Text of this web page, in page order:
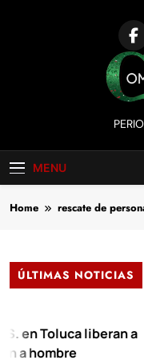
MENU
Home rescate de
ÚLTIMAS NOTICIAS
liberan a